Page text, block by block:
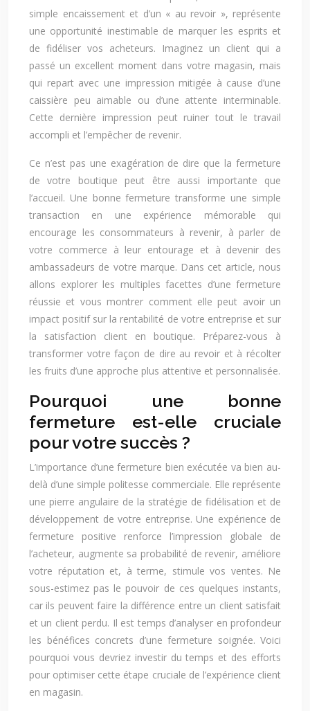
simple encaissement et d’un « au revoir », représente
une opportunité inestimable de marquer les esprits et
de fidéliser vos acheteurs. Imaginez un client qui a
passé un excellent moment dans votre magasin, mais
qui repart avec une impression mitigée à cause d’une
caissière peu aimable ou d’une attente interminable.
Cette dernière impression peut ruiner tout le travail
accompli et l’empêcher de revenir.
Ce n’est pas une exagération de dire que la fermeture
de votre boutique peut être aussi importante que
l’accueil. Une bonne fermeture transforme une simple
transaction en une expérience mémorable qui
encourage les consommateurs à revenir, à parler de
votre commerce à leur entourage et à devenir des
ambassadeurs de votre marque. Dans cet article, nous
allons explorer les multiples facettes d’une fermeture
réussie et vous montrer comment elle peut avoir un
impact positif sur la rentabilité de votre entreprise et sur
la satisfaction client en boutique. Préparez-vous à
transformer votre façon de dire au revoir et à récolter
les fruits d’une approche plus attentive et personnalisée.
Pourquoi une bonne
fermeture est-elle cruciale
pour votre succès ?
L’importance d’une fermeture bien exécutée va bien au-
delà d’une simple politesse commerciale. Elle représente
une pierre angulaire de la stratégie de fidélisation et de
développement de votre entreprise. Une expérience de
fermeture positive renforce l’impression globale de
l’acheteur, augmente sa probabilité de revenir, améliore
votre réputation et, à terme, stimule vos ventes. Ne
sous-estimez pas le pouvoir de ces quelques instants,
car ils peuvent faire la différence entre un client satisfait
et un client perdu. Il est temps d’analyser en profondeur
les bénéfices concrets d’une fermeture soignée. Voici
pourquoi vous devriez investir du temps et des efforts
pour optimiser cette étape cruciale de l’expérience client
en magasin.